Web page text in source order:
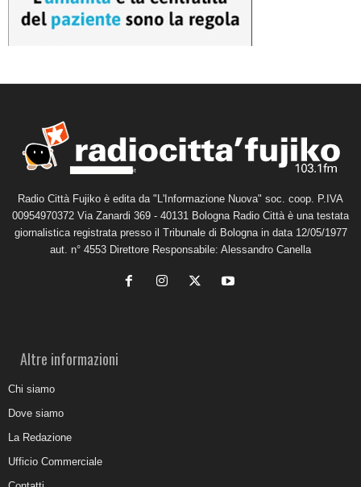
Radio Città Fujiko è edita da "L'Informazione Nuova" soc. coop. P.IVA
00954970372 Via Zanardi 369 - 40131 Bologna Radio Città è una testata
giornalistica registrata presso il Tribunale di Bologna in data 12/05/1977
aut. n° 4553 Direttore Responsabile: Alessandro Canella
Altre informazioni
Chi siamo
Dove siamo
La Redazione
Ufficio Commerciale